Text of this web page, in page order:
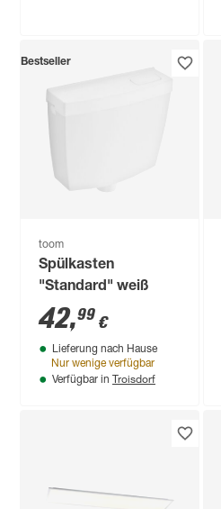
Bestseller
toom
Spülkasten
"Standard" weiß
42,99 €
Lieferung nach Hause
Nur wenige verfügbar
Verfügbar in Troisdorf